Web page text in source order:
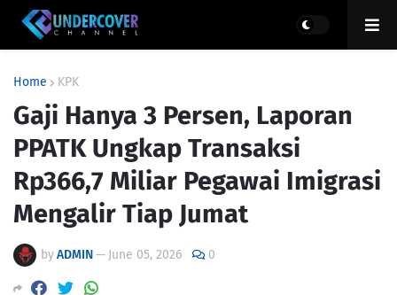
Home KPK
Gaji Hanya 3 Persen, Laporan
PPATK Ungkap Transaksi
Rp366,7 Miliar Pegawai Imigrasi
Mengalir Tiap Jumat
byADMIN— June 05, 2026 0